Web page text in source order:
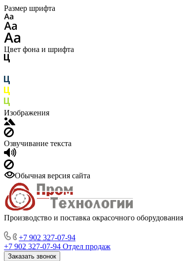
Размер шрифта
Цвет фона и шрифта
Изображения
Озвучивание текста
Обычная версия сайта
Производство и поставка окрасочного
+7 902 327-07-94
+7 902 327-07-94 Отдел продаж
Заказать звонок